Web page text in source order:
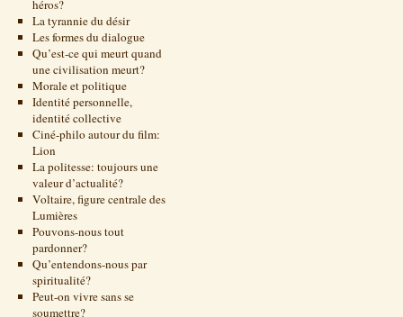
héros?
La tyrannie du désir
Les formes du dialogue
Qu’est-ce qui meurt quand
une civilisation meurt?
Morale et politique
Identité personnelle,
identité collective
Ciné-philo autour du film:
Lion
La politesse: toujours une
valeur d’actualité?
Voltaire, figure centrale des
Lumières
Pouvons-nous tout
pardonner?
Qu’entendons-nous par
spiritualité?
Peut-on vivre sans se
soumettre?